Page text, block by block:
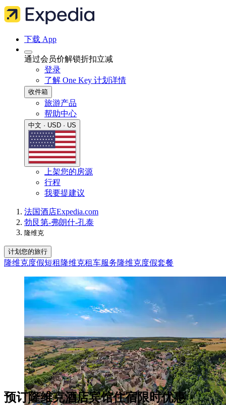
下载 App
通过会员价解锁折扣立减
登录
了解 One Key 计划详情
收件箱
旅游产品
帮助中心
中文 · USD · US
上架您的房源
行程
我要提建议
法国酒店Expedia.com
勃艮第-弗朗什-孔泰
隆维克
计划您的旅行
隆维克度假短租 隆维克租车服务隆维克度假套餐
预订隆维克酒店宾馆住宿限时优惠